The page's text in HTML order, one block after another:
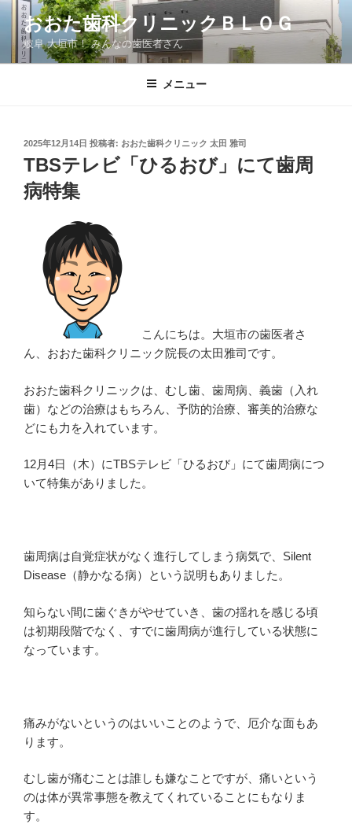
コ
ン
おおた歯科クリニックＢＬＯＧ
岐阜 大垣市！ みんなの歯医者さん
メニュー
投
稿
日:
2025年12月14日 投稿者: おおた歯科クリニック 太田 雅司
TBSテレビ「ひるおび」にて歯周
病特集
こんにちは。大垣市の歯医者さ
ん、おおた歯科クリニック院長の太田雅司です。
おおた歯科クリニックは、むし歯、歯周病、義歯（入れ
歯）などの治療はもちろん、予防的治療、審美的治療な
どにも力を入れています。
12月4日（木）にTBSテレビ「ひるおび」にて歯周病につ
いて特集がありました。
歯周病は自覚症状がなく進行してしまう病気で、Silent
Disease（静かなる病）という説明もありました。
知らない間に歯ぐきがやせていき、歯の揺れを感じる頃
は初期段階でなく、すでに歯周病が進行している状態に
なっています。
痛みがないというのはいいことのようで、厄介な面もあ
ります。
むし歯が痛むことは誰しも嫌なことですが、痛いという
のは体が異常事態を教えてくれていることにもなりま
す。